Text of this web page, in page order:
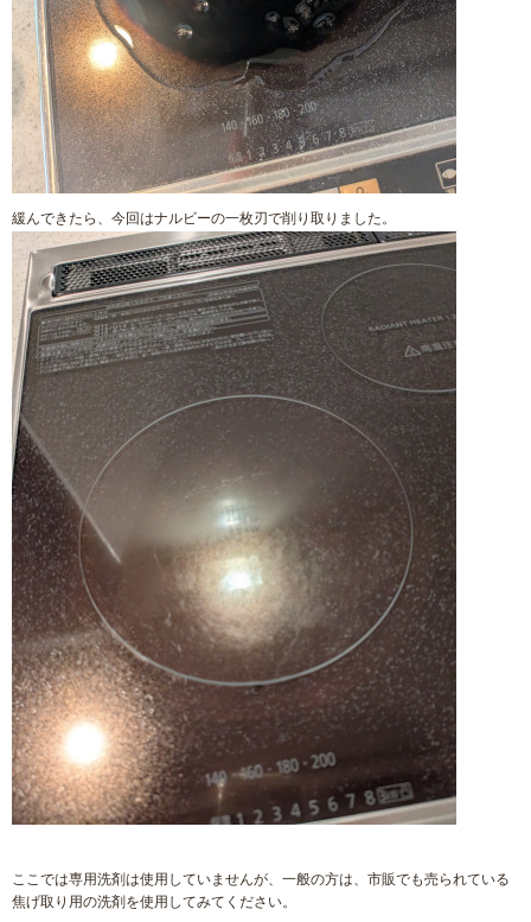
緩んできたら、今回はナルビーの一枚刃で削り取りました。
ここでは専用洗剤は使用していませんが、一般の方は、市販でも売られている
焦げ取り用の洗剤を使用してみてください。